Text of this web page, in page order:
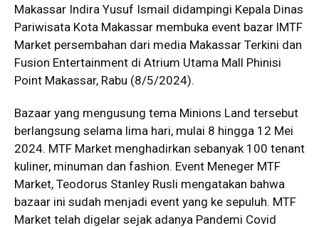
Makassar Indira Yusuf Ismail didampingi Kepala Dinas
Pariwisata Kota Makassar membuka event bazar lMTF
Market persembahan dari media Makassar Terkini dan
Fusion Entertainment di Atrium Utama Mall Phinisi
Point Makassar, Rabu (8/5/2024).
Bazaar yang mengusung tema Minions Land tersebut
berlangsung selama lima hari, mulai 8 hingga 12 Mei
2024. MTF Market menghadirkan sebanyak 100 tenant
kuliner, minuman dan fashion. Event Meneger MTF
Market, Teodorus Stanley Rusli mengatakan bahwa
bazaar ini sudah menjadi event yang ke sepuluh. MTF
Market telah digelar sejak adanya Pandemi Covid